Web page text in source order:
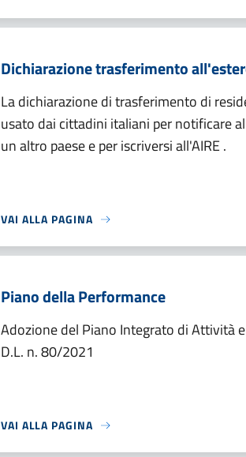
Dichiarazione trasferimento
La dichiarazione di trasferimento di
usato dai cittadini italiani per notificare
un altro paese e per iscriversi all'AIRE .
VAI ALLA PAGINA
Piano della Performance
Adozione del Piano Integrato di Attività
D.L. n. 80/2021
VAI ALLA PAGINA